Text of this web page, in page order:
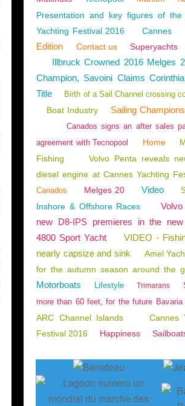
Presentation and key figures of the
Yachting Festival 2016
Cannes
Edition
Contact us Superyachts
Illbruck Crowned 2016 Melges
Champion, Savoini Claims
Title
Birth of a Sail Channel crossing
Boat Industry Sailing
Canados signs an after sales
agreement with Tecnopool
Home
Fishing
Volvo Penta reveals
diesel engine at Cannes Yachting
Canados Melges 20 Video
Inshore & Offshore Races
Volvo
new D8-IPS premieres in the
4800 Sport Yacht
VIDEO -
nearly capsize and sink
Amel
for the autumn season around the
Motorboats Lifestyle Trimarans
more than 60 feet, for the future Bavaria
ARC Channel Islands
Cannes
Festival 2016
Happiness